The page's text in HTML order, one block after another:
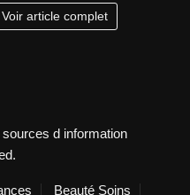
Voir article complet
d information
Beauté Soins